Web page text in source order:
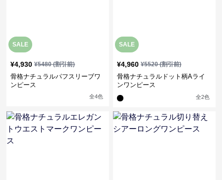
SALE
¥4,930 ¥5480(割引前)
骨格ナチュラルパフスリーブワ
ンピース
全4色
SALE
¥4,960 ¥5520(割引前)
骨格ナチュラルドット柄Aライ
ンワンピース
全2色